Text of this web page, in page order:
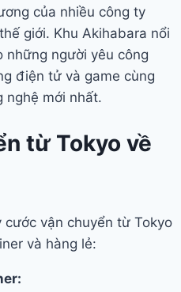
của nhiều công ty
giới. Khu Akihabara nổi
những người yêu công
điện tử và game cùng
nghệ mới nhất.
từ Tokyo về
vận chuyển từ Tokyo
và hàng lẻ: